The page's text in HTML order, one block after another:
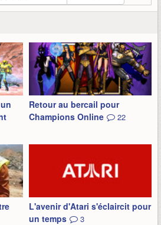
Retour au bercail pour
Champions Online
22
L'avenir d'Atari s'éclaircit pour
un temps
3